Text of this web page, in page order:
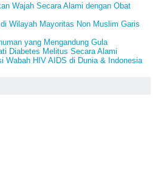
Wajah Secara Alami dengan Obat
Wilayah Mayoritas Non Muslim Garis
yang Mengandung Gula
Diabetes Melitus Secara Alami
Wabah HIV AIDS di Dunia & Indonesia